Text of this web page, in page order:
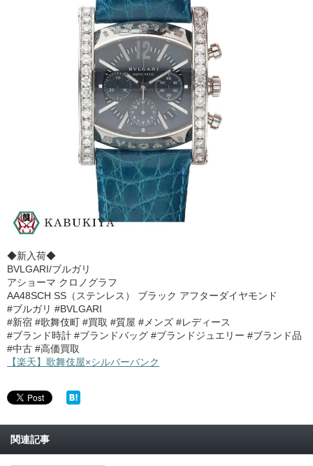
◆新入荷◆
BVLGARI/ブルガリ
アショーマ クロノグラフ
AA48SCH SS（ステンレス） ブラック アフターダイヤモンド
#ブルガリ #BVLGARI
#新宿 #歌舞伎町 #買取 #質屋 #メンズ #レディース
#ブランド時計 #ブランドバッグ #ブランドジュエリー #ブランド品
#中古 #高価買取
【楽天】歌舞伎屋×シルバーバンク
関連記事